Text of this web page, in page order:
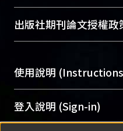
To permanently
profiles and scholarly
services of “NTU
開放取用是從使用者
動，應用在學術研究
用逐年攀升。同時可
Archive）平台。 （點
出版社期刊論文授權
含部分內容的版權
助與合作完成，請
意提供此授權。
Please represent
使用說明
網站簡介(Quickstart
使用手冊
登入說明 (Sign-in)